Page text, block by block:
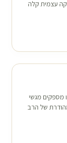
בלבד להפקה עצמית קלה
מספקים מגשי
כשרות מהודרת של הרב